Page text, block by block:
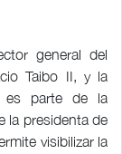
general del
Taibo II, y la
es parte de la
la presidenta de
visibilizar la